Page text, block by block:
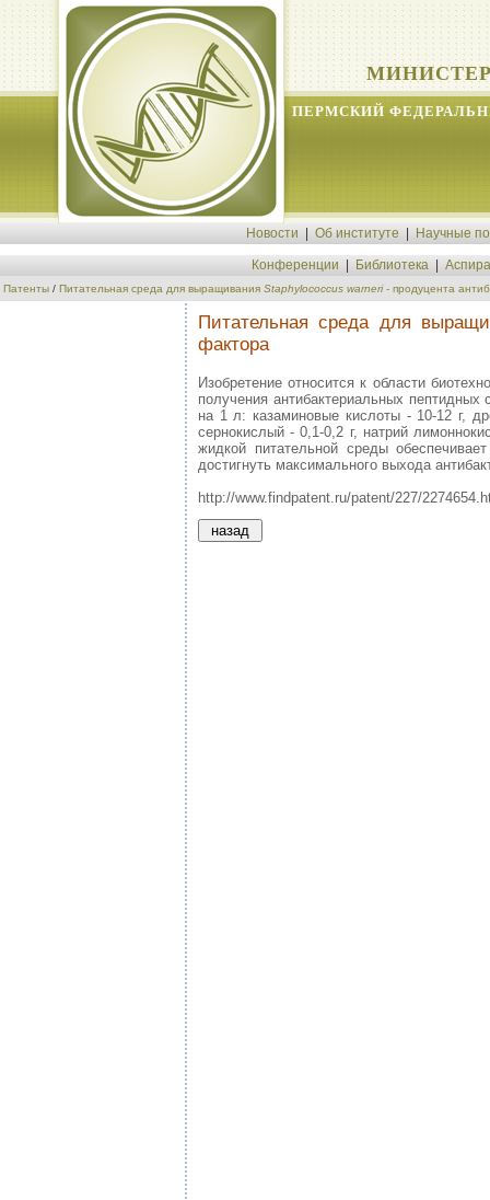
ПЕРМСКИЙ
Новости Об институте Научные
Конференции Библиотека
Патенты / Питательная среда для выращивания Staphylococcus warneri- продуцента
Питательная среда для
фактора
Изобретение относится к области
получения антибактериальных
на 1 л: казаминовые кислоты - 10-12 г,
сернокислый - 0,1-0,2 г, натрий
жидкой питательной среды
достигнуть максимального выхода
http://www.findpatent.ru/patent/227/